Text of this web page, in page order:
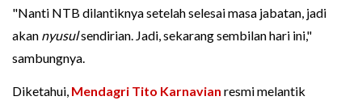
"Nanti NTB dilantiknya setelah selesai masa jabatan, jadi
akan nyusulsendirian. Jadi, sekarang sembilan hari ini,"
sambungnya.
Diketahui, Mendagri Tito Karnavian resmi melantik